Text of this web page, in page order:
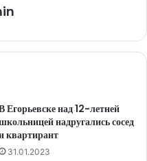
Егорьевске над 12-летней
надругались сосед
квартирант
31.01.2023